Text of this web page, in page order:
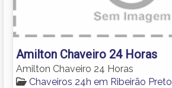
Amilton Chaveiro 24 Horas
Amilton Chaveiro 24 Horas
Chaveiros 24h em Ribeirão Preto